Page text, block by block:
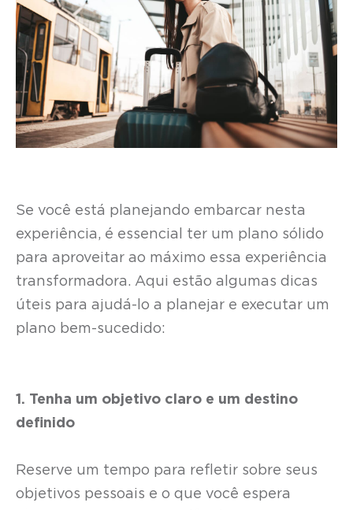
Se você está planejando embarcar nesta
experiência, é essencial ter um plano sólido
para aproveitar ao máximo essa experiência
transformadora. Aqui estão algumas dicas
úteis para ajudá-lo a planejar e executar um
plano bem-sucedido:
1. Tenha um objetivo claro e um destino
definido
Reserve um tempo para refletir sobre seus
objetivos pessoais e o que você espera